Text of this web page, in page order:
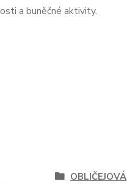
a buněčné aktivity.
OBLIČEJOVÁ